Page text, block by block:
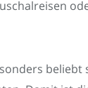
beliebt